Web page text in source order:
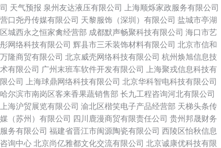
司 天气预报 泉州友达液压有限公司
上海顺烁家政服务有限公司
营口尧丹传媒有限公司 天黎服饰（深圳）有限公司 盐城市亭湖
区城西永之恒家禽经营部 成都默声畅聚科技有限公司 海口市艺
彤网络科技有限公司 辉县市三禾装饰材料有限公司 北京市信和
万隆商贸有限公司 北京威壳网络科技有限公司 杭州焕旭信息技
术有限公司 广州末班车软件开发有限公司
上海聚戎信息科技有
限公司
上海球鼎网络科技有限公司 北京华科智电科技有限公司
哈尔滨市南岗区客来香果蔬销售部 长九工程咨询河北有限公司
上海沪贸展览有限公司 渝北区楷笑电子产品经营部 天梯头条传
媒（苏州）有限公司
四川鹿漫商贸有限责任公司 贵州邦晟财务
服务有限公司 福建省晋江市闽源陶瓷有限公司 西陵区怡秋信息
咨询中心 北京尚亿雅都文化交流有限公司 北京诚康优科技有限